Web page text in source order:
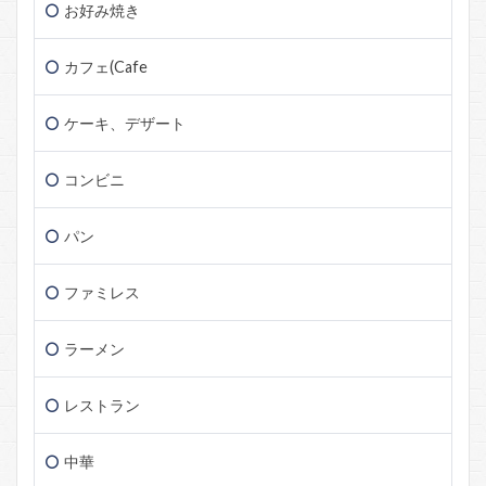
お好み焼き
カフェ(Cafe
ケーキ、デザート
コンビニ
パン
ファミレス
ラーメン
レストラン
中華